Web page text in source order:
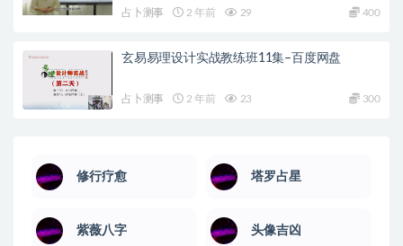
占卜测事 2 年前 29 400
玄易易理设计实战教练班11集–百度网盘
占卜测事 2 年前 23 300
修行疗愈 塔罗占星
紫薇八字 头像吉凶